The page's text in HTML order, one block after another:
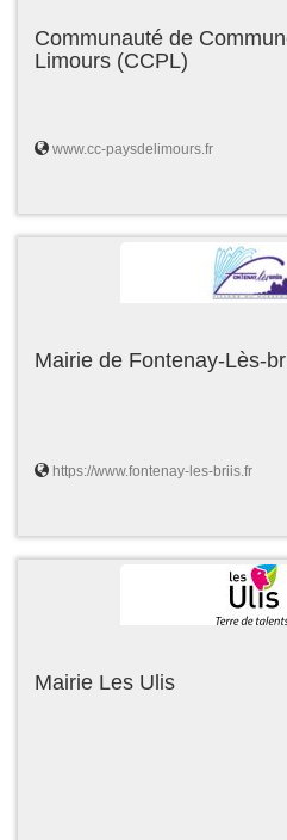
Communauté de
Limours (CCPL)
www.cc-paysdelimours.fr
Mairie de Fontenay-Lès-
https://www.fontenay-les-briis.fr
Mairie Les Ulis